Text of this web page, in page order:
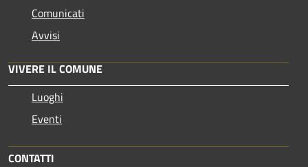
Comunicati
Avvisi
VIVERE IL COMUNE
Luoghi
Eventi
CONTATTI